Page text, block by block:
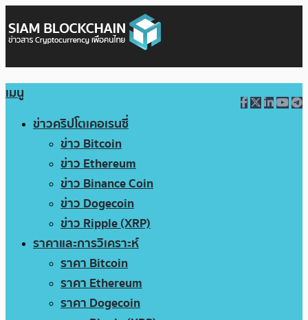
เมนู
ข่าวคริปโตเคอเรนซี่
ข่าว Bitcoin
ข่าว Ethereum
ข่าว Binance Coin
ข่าว Dogecoin
ข่าว Ripple (XRP)
ราคาและการวิเคราะห์
ราคา Bitcoin
ราคา Ethereum
ราคา Dogecoin